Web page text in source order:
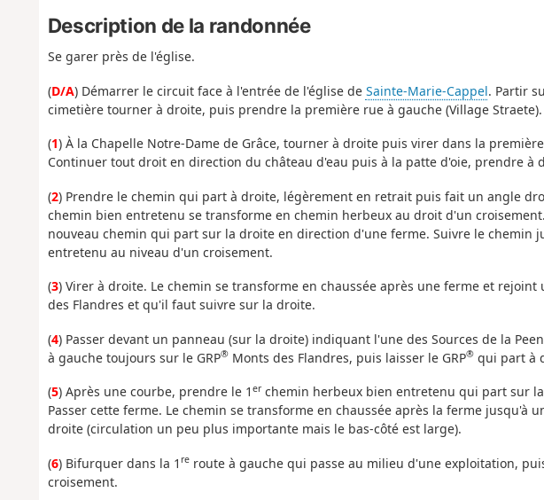
Description de la randonnée
Se garer près de l'église.
(D/A) Démarrer le circuit face à l'entrée de l'église de Sainte-Marie-Cappel. Partir
cimetière tourner à droite, puis prendre la première rue à gauche (Village Straete).
(1) À la Chapelle Notre-Dame de Grâce, tourner à droite puis virer dans la
Continuer tout droit en direction du château d'eau puis à la patte d'oie, prendre à
(2) Prendre le chemin qui part à droite, légèrement en retrait puis fait un angle
chemin bien entretenu se transforme en chemin herbeux au droit d'un
nouveau chemin qui part sur la droite en direction d'une ferme. Suivre le chemin
entretenu au niveau d'un croisement.
(3) Virer à droite. Le chemin se transforme en chaussée après une ferme et rejoint
des Flandres et qu'il faut suivre sur la droite.
(4) Passer devant un panneau (sur la droite) indiquant l'une des Sources de la
à gauche toujours sur le GRP®Monts des Flandres, puis laisser le GRP®qui part à
(5) Après une courbe, prendre le 1 erchemin herbeux bien entretenu qui part sur
Passer cette ferme. Le chemin se transforme en chaussée après la ferme jusqu'à
droite (circulation un peu plus importante mais le bas-côté est large).
(6) Bifurquer dans la 1 reroute à gauche qui passe au milieu d'une exploitation,
croisement.